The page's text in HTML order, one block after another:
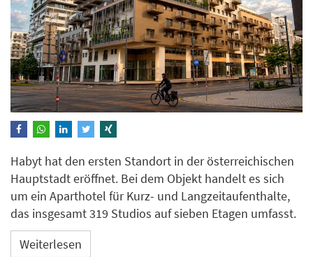
Habyt hat den ersten Standort in der österreichischen
Hauptstadt eröffnet. Bei dem Objekt handelt es sich
um ein Aparthotel für Kurz- und Langzeitaufenthalte,
das insgesamt 319 Studios auf sieben Etagen umfasst.
Weiterlesen